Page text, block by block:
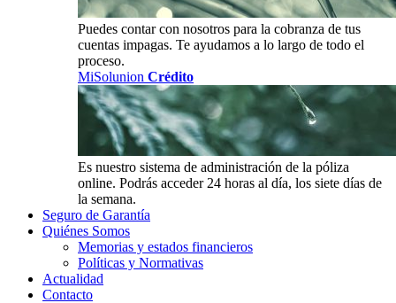
Puedes contar con nosotros para la cobranza de tus
cuentas impagas. Te ayudamos a lo largo de todo el
proceso.
MiSolunion Crédito
Es nuestro sistema de administración de la póliza
online. Podrás acceder 24 horas al día, los siete días de
la semana.
Seguro de Garantía
Quiénes Somos
Memorias y estados financieros
Políticas y Normativas
Actualidad
Contacto